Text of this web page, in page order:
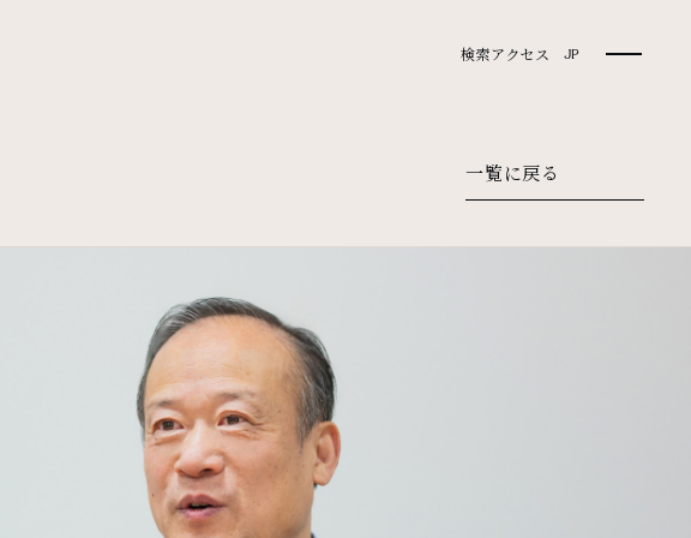
検索アクセス JP
一覧に戻る